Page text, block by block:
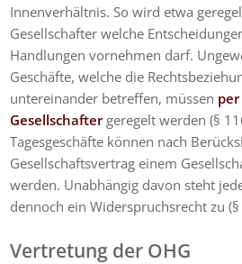
Innenverhältnis. So wird etwa
Gesellschafter welche
Handlungen vornehmen darf.
Geschäfte, welche die
untereinander betreffen, müssen
Gesellschafter geregelt werden (§
Tagesgeschäfte können nach
Gesellschaftsvertrag einem
werden. Unabhängig davon steht
dennoch ein Widerspruchsrecht zu (§
Vertretung der OHG